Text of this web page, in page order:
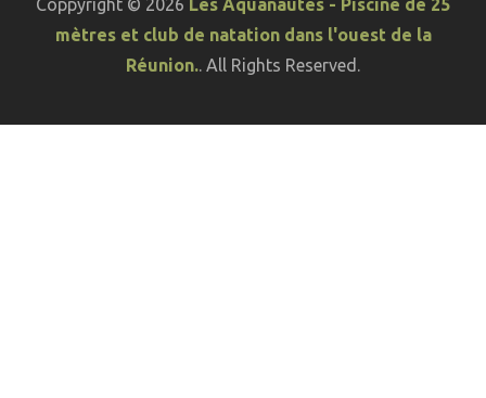
mètres et club de natation dans l'ouest de la
Réunion. . All Rights Reserved.